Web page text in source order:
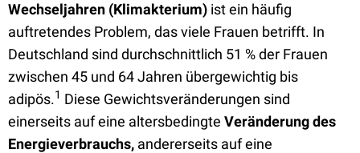
Wechseljahren (Klimakterium) ist ein häufig
auftretendes Problem, das viele Frauen betrifft. In
Deutschland sind durchschnittlich 51 % der Frauen
zwischen 45 und 64 Jahren übergewichtig bis
adipös.1 Diese Gewichtsveränderungen sind
einerseits auf eine altersbedingte Veränderung des
Energieverbrauchs, andererseits auf eine